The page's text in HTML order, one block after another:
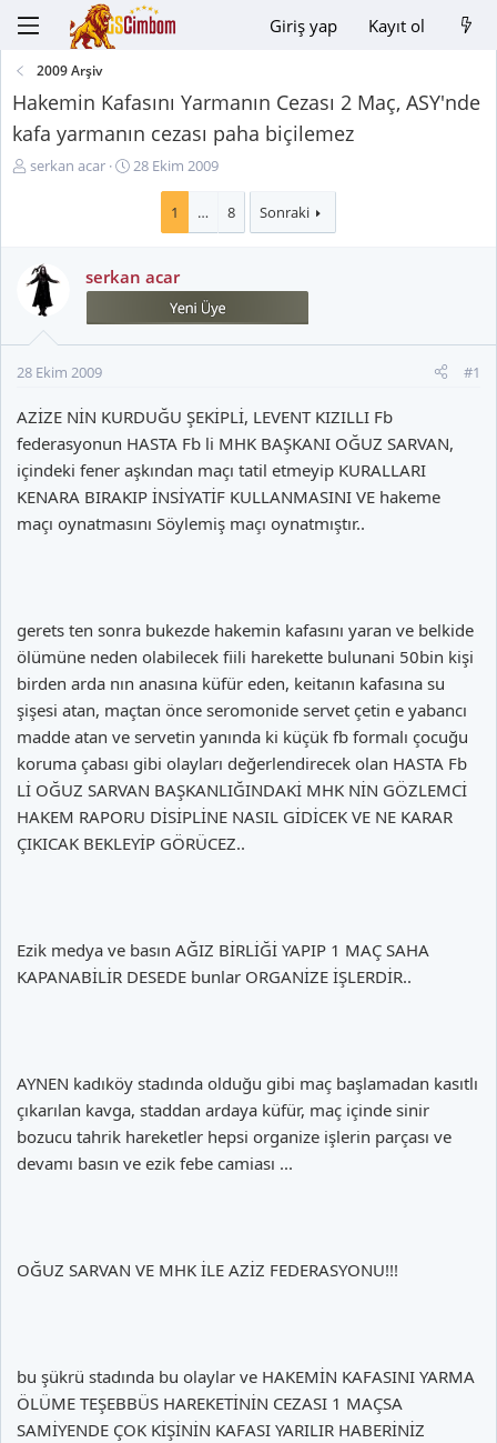
Giriş yap Kayıt ol
2009 Arşiv
Hakemin Kafasını Yarmanın Cezası 2 Maç, ASY'nde
kafa yarmanın cezası paha biçilemez
K
u
B
l
t
n
serkan acar
B
n
g
ı
ç
r
h
i
28 Ekim 2009
1 … 8 Sonraki
serkan acar
28 Ekim 2009 #1
AZİZE NİN KURDUĞU ŞEKİPLİ, LEVENT KIZILLI Fb
federasyonun HASTA Fb li MHK BAŞKANI OĞUZ SARVAN,
içindeki fener aşkından maçı tatil etmeyip KURALLARI
KENARA BIRAKIP İNSİYATİF KULLANMASINI VE hakeme
maçı oynatmasını Söylemiş maçı oynatmıştır..
gerets ten sonra bukezde hakemin kafasını yaran ve belkide
ölümüne neden olabilecek fiili harekette bulunani 50bin kişi
birden arda nın anasına küfür eden, keitanın kafasına su
şişesi atan, maçtan önce seromonide servet çetin e yabancı
madde atan ve servetin yanında ki küçük fb formalı çocuğu
koruma çabası gibi olayları değerlendirecek olan HASTA Fb
Lİ OĞUZ SARVAN BAŞKANLIĞINDAKİ MHK NİN GÖZLEMCİ
HAKEM RAPORU DİSİPLİNE NASIL GİDİCEK VE NE KARAR
ÇIKICAK BEKLEYİP GÖRÜCEZ..
Ezik medya ve basın AĞIZ BİRLİĞİ YAPIP 1 MAÇ SAHA
KAPANABİLİR DESEDE bunlar ORGANİZE İŞLERDİR..
AYNEN kadıköy stadında olduğu gibi maç başlamadan kasıtlı
çıkarılan kavga, staddan ardaya küfür, maç içinde sinir
bozucu tahrik hareketler hepsi organize işlerin parçası ve
devamı basın ve ezik febe camiası ...
OĞUZ SARVAN VE MHK İLE AZİZ FEDERASYONU!!!
bu şükrü stadında bu olaylar ve HAKEMİN KAFASINI YARMA
ÖLÜME TEŞEBBÜS HAREKETİNİN CEZASI 1 MAÇSA
SAMİYENDE ÇOK KİŞİNİN KAFASI YARILIR HABERİNİZ